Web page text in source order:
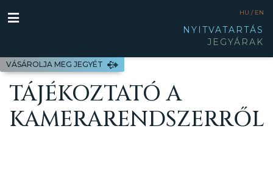
VÁSÁROLJA MEG JEGYÉT
HU / EN
NYITVATARTÁS
JEGYÁRAK
TÁJÉKOZTATÓ A
KAMERARENDSZERRŐL